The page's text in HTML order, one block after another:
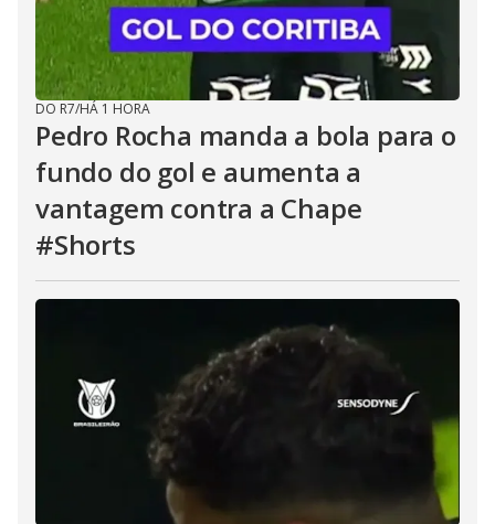
DO R7/HÁ 1 HORA
Pedro Rocha manda a bola para o
fundo do gol e aumenta a
vantagem contra a Chape
#Shorts